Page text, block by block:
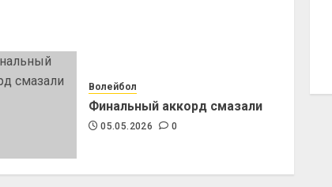
Волейбол
Финальный аккорд смазали
05.05.2026 0